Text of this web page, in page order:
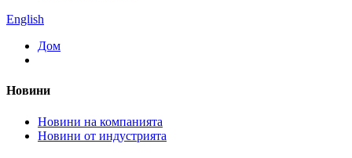
English
Дом
Новини
Новини на компанията
Новини от индустрията